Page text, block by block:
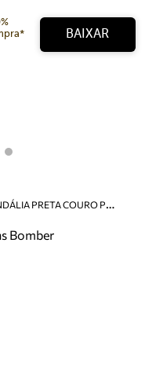
e mais.
devoluções.
BAIXAR
S
ANDÁLIA PRETA COURO PLATAFORMA TIRAS BOMBER
Bomber